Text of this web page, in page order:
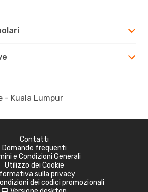
- Kuala Lumpur
Contatti
Domande frequenti
e Condizioni Generali
Utilizzo dei Cookie
sulla privacy
dei codici promozionali